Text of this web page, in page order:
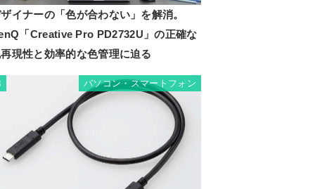
イナーの「色が合わない」を解消。
「Creative Pro PD2732U」の正確な
現性と効率的な色管理に迫る
パソコン・スマートフォン